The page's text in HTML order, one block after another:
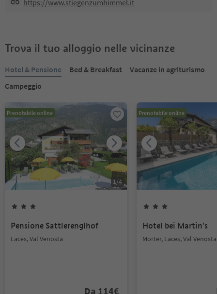
https://www.stiegenzumhimmel.it
Trova il tuo alloggio nelle vicinanze
Hotel & Pensione Bed & Breakfast
Vacanze in agriturismo
Campeggio
Prenotabile online
1/4
Pensione Sattlerenglhof
Laces, Val Venosta
Da 114€
Prenotabile online
Hotel bei Martin's
Morter, Laces, Val Venosta